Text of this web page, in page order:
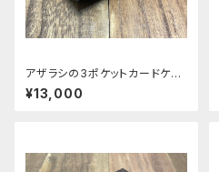
アザラシの3ポケットカードケー
ス
¥13,000